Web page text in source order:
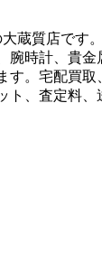
蔵質店です。
腕時計、貴
。宅配買
、査定料